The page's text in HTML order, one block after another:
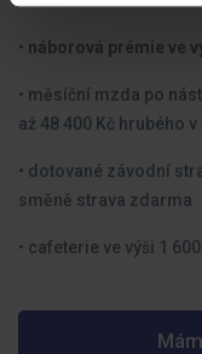
• náborová prémie ve
• měsíční mzda po
až 48 400 Kč hrubého
• dotované závodní
směně strava zdarma
• cafeterie ve výši 1